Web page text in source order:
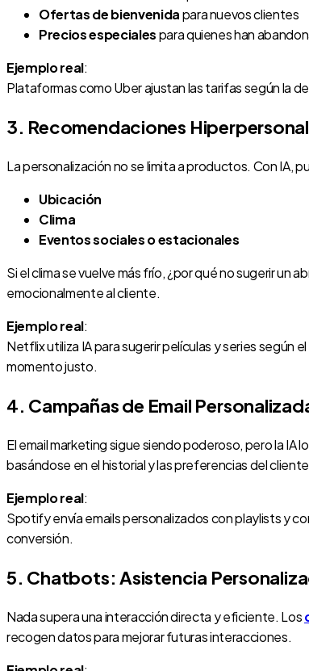
Ofertas de bienvenidapara nuevos clientes
Precios especialespara quienes han
Ejemplo real:
Plataformas como Uber ajustan las tarifas según la
3. Recomendaciones
La personalización no se limita a productos. Con IA,
Ubicación
Clima
Eventos sociales o estacionales
Si el clima se vuelve más frío, ¿por qué no sugerir
emocionalmente al cliente.
Ejemplo real:
Netflix utiliza IA para sugerir películas y series
momento justo.
4. Campañas de Email
El email marketing sigue siendo poderoso, pero la IA
basándose en el historial y las preferencias del
Ejemplo real:
Spotify envía emails personalizados con playlists y
conversión.
5. Chatbots: Asistencia
Nada supera una interacción directa y eficiente. Los
recogen datos para mejorar futuras interacciones.